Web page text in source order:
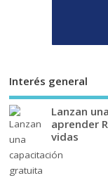
Interés general
Lanzan
aprender
vidas